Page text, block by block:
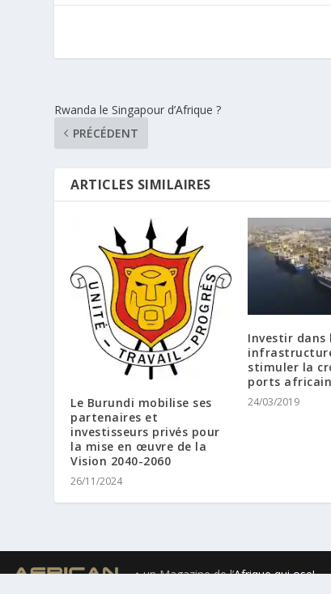
Rwanda le Singapour d’Afrique ?
PRÉCÉDENT
ARTICLES SIMILAIRES
Le Burundi mobilise ses
partenaires et
investisseurs privés pour
la mise en œuvre de la
Vision 2040-2060
26/11/2024
Investir dans
stimuler la
ports
24/03/2019
♦ un Magazine de l’Afrique qui ose!♦